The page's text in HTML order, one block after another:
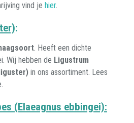
vind je hier.
:
. Heeft een dichte
Wij hebben de Ligustrum
in ons assortiment. Lees
(Elaeagnus ebbingei):